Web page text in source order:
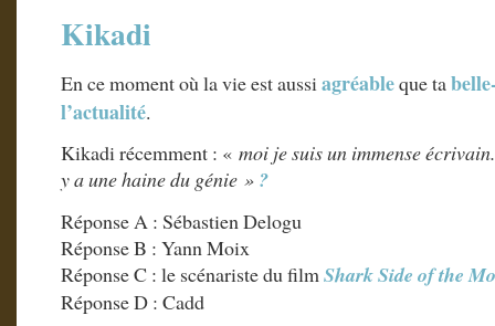
Kikadi
En ce moment où la vie est aussiagréableque ta
l’actualité.
Kikadi récemment : « moi je suis un immense
y a une haine du génie » ?
Réponse A : Sébastien Delogu
Réponse B : Yann Moix
Réponse C : le scénariste du film Shark Side of the
Réponse D : Cadd